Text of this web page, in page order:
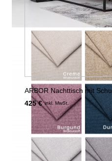
ARBOR Nachttisch mit
425 € inkl. MwSt.